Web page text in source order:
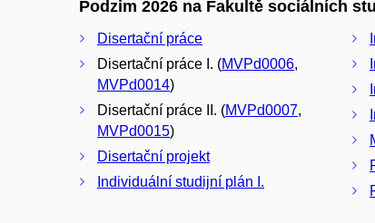
Podzim 2026 na Fakultě sociálních
Disertační práce
Disertační práce I. (MVPd0006,
MVPd0014)
Disertační práce II. (MVPd0007,
MVPd0015)
Disertační projekt
Individuální studijní plán I.